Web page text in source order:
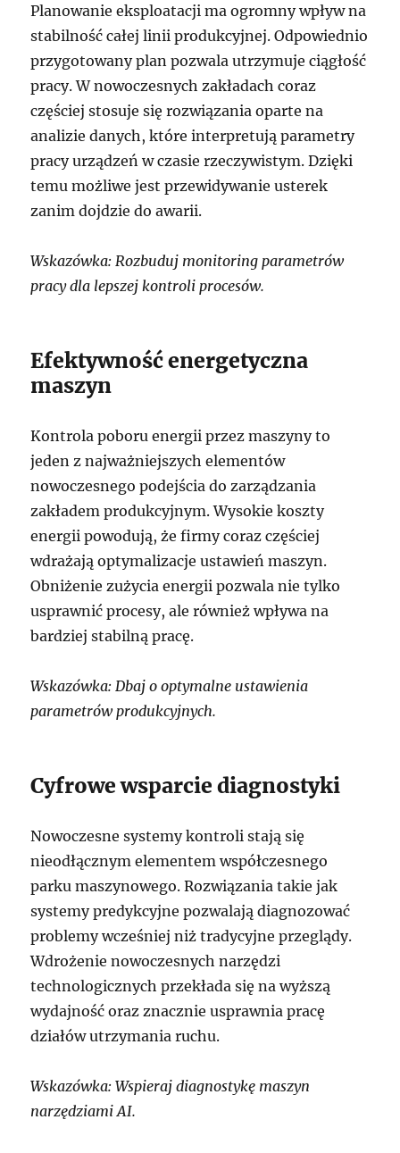
Planowanie eksploatacji ma ogromny wpływ na
stabilność całej linii produkcyjnej. Odpowiednio
przygotowany plan pozwala utrzymuje ciągłość
pracy. W nowoczesnych zakładach coraz
częściej stosuje się rozwiązania oparte na
analizie danych, które interpretują parametry
pracy urządzeń w czasie rzeczywistym. Dzięki
temu możliwe jest przewidywanie usterek
zanim dojdzie do awarii.
Wskazówka: Rozbuduj monitoring parametrów
pracy dla lepszej kontroli procesów.
Efektywność energetyczna
maszyn
Kontrola poboru energii przez maszyny to
jeden z najważniejszych elementów
nowoczesnego podejścia do zarządzania
zakładem produkcyjnym. Wysokie koszty
energii powodują, że firmy coraz częściej
wdrażają optymalizacje ustawień maszyn.
Obniżenie zużycia energii pozwala nie tylko
usprawnić procesy, ale również wpływa na
bardziej stabilną pracę.
Wskazówka: Dbaj o optymalne ustawienia
parametrów produkcyjnych.
Cyfrowe wsparcie diagnostyki
Nowoczesne systemy kontroli stają się
nieodłącznym elementem współczesnego
parku maszynowego. Rozwiązania takie jak
systemy predykcyjne pozwalają diagnozować
problemy wcześniej niż tradycyjne przeglądy.
Wdrożenie nowoczesnych narzędzi
technologicznych przekłada się na wyższą
wydajność oraz znacznie usprawnia pracę
działów utrzymania ruchu.
Wskazówka: Wspieraj diagnostykę maszyn
narzędziami AI.